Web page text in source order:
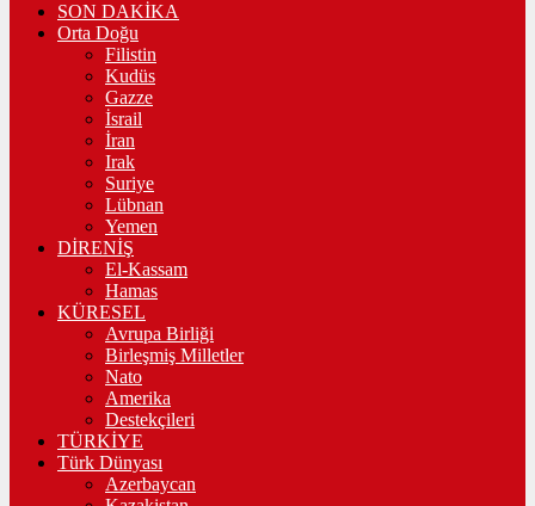
SON DAKİKA
Orta Doğu
Filistin
Kudüs
Gazze
İsrail
İran
Irak
Suriye
Lübnan
Yemen
DİRENİŞ
El-Kassam
Hamas
KÜRESEL
Avrupa Birliği
Birleşmiş Milletler
Nato
Amerika
Destekçileri
TÜRKİYE
Türk Dünyası
Azerbaycan